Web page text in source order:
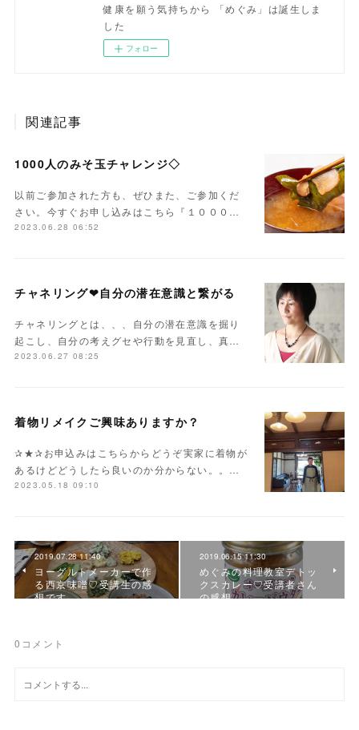
健康を願う気持ちから 「めぐみ」は誕生しま
した
フォロー
関連記事
1000人のみそ玉チャレンジ◇
以前ご参加された方も、ぜひまた、ご参加くだ
さい。今すぐお申し込みはこちら『１０００…
2023.06.28 06:52
チャネリング❤自分の潜在意識と繋がる
チャネリングとは、、、自分の潜在意識を掘り
起こし、自分の考えグセや行動を見直し、真…
2023.06.27 08:25
着物リメイクご興味ありますか？
✰★✰お申込みはこちらからどうぞ実家に着物が
あるけどどうしたら良いのか分からない。。…
2023.05.18 09:10
2019.07.28 11:40
ヨーグルトメーカーで作
る西京味噌♡受講生の感
想です
2019.06.15 11:30
めぐみの料理教室デトッ
クスカレー♡受講者さん
の感想
0 コメント